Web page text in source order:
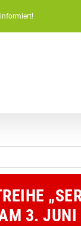
3. JUNI